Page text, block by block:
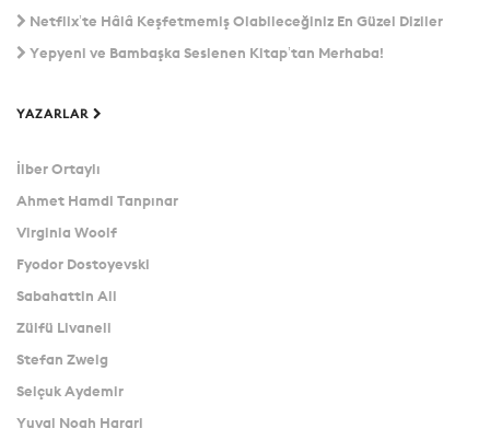
Netflix’te Hâlâ Keşfetmemiş Olabileceğiniz En Güzel Diziler
Yepyeni ve Bambaşka Seslenen Kitap’tan Merhaba!
YAZARLAR
İlber Ortaylı
Ahmet Hamdi Tanpınar
Virginia Woolf
Fyodor Dostoyevski
Sabahattin Ali
Zülfü Livaneli
Stefan Zweig
Selçuk Aydemir
Yuval Noah Harari